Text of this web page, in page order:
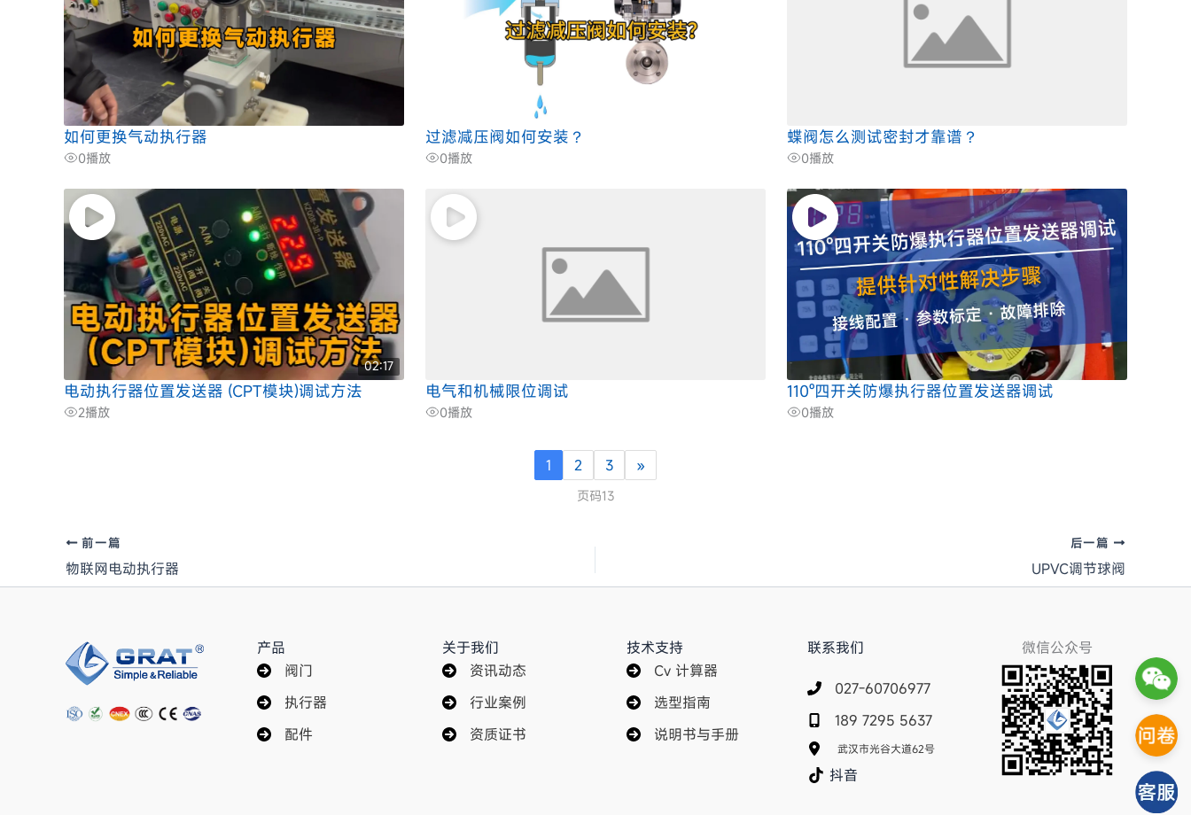
如何更换气动执行器
0播放
过滤减压阀如何安装？
0播放
蝶阀怎么测试密封才靠谱？
0播放
02:17
电动执行器位置发送器 (CPT模块)调试方法
2播放
电气和机械限位调试
0播放
110º四开关防爆执行器位置发送器调试
0播放
1 2 3 »
页码13
前一篇
物联网电动执行器
后一篇
UPVC调节球阀
产品
阀门
执行器
配件
关于我们
资讯动态
行业案例
资质证书
技术支持
Cv 计算器
选型指南
说明书与手册
联系我们
027-60706977
189 7295 5637
武汉市光谷大道62号
抖音
微信公众号